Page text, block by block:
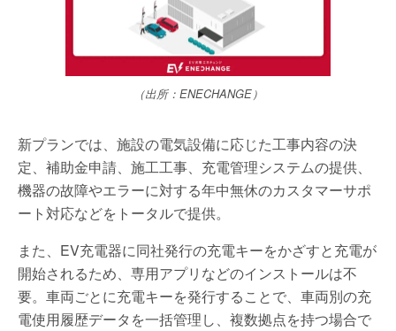
（出所：ENECHANGE）
新プランでは、施設の電気設備に応じた工事内容の決
定、補助金申請、施工工事、充電管理システムの提供、
機器の故障やエラーに対する年中無休のカスタマーサポ
ート対応などをトータルで提供。
また、EV充電器に同社発行の充電キーをかざすと充電が
開始されるため、専用アプリなどのインストールは不
要。車両ごとに充電キーを発行することで、車両別の充
電使用履歴データを一括管理し、複数拠点を持つ場合で